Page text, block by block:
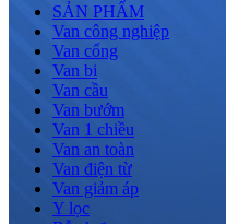
SẢN PHẨM
Van công nghiệp
Van cổng
Van bi
Van cầu
Van bướm
Van 1 chiều
Van an toàn
Van điện từ
Van giảm áp
Y lọc